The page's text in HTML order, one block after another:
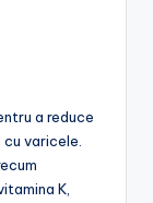
a reduce
varicele.
K,